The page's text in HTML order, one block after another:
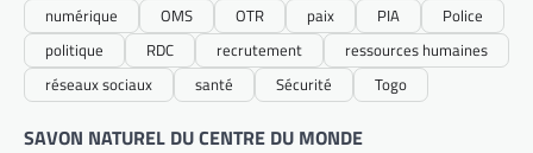
numérique
OMS OTR paix PIA
Police
politique
RDC recrutement
ressources humaines
réseaux sociaux
santé Sécurité Togo
SAVON NATUREL DU CENTRE DU MONDE